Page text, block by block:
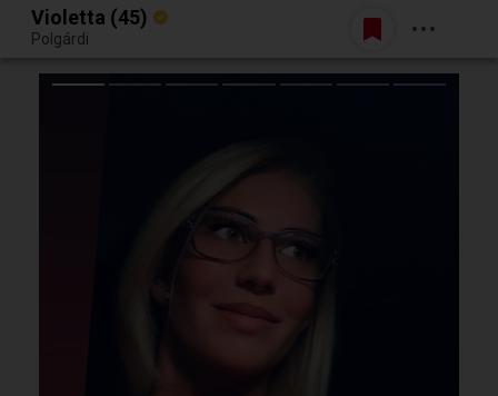
Egy jó randiból bármi lehet.
Belépés
Violetta (45)
Polgárdi